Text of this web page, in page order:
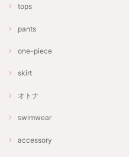
tops
pants
one-piece
skirt
オトナ
swimwear
accessory